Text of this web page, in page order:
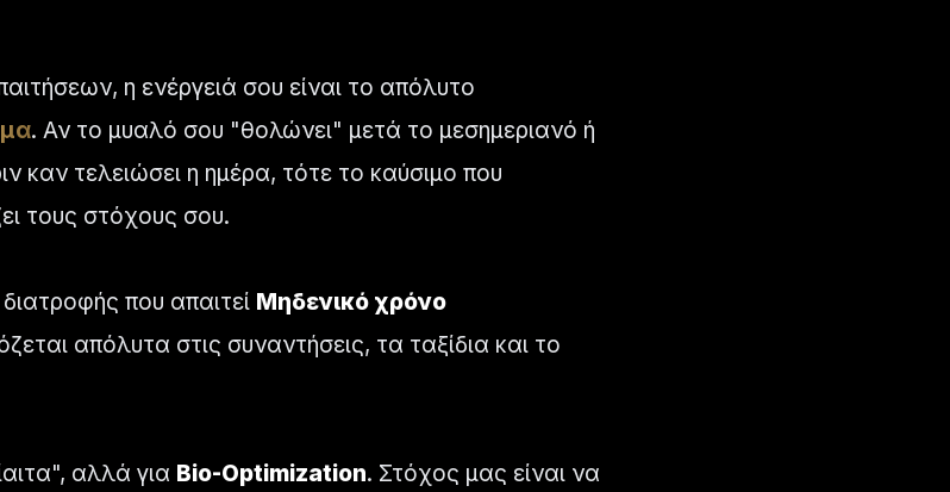
η ενέργειά σου είναι το απόλυτο
. Αν το μυαλό σου "θολώνει" μετά το μεσημεριανό ή
καν τελειώσει η ημέρα, τότε το καύσιμο που
τους στόχους σου.
που απαιτεί Μηδενικό χρόνο
απόλυτα στις συναντήσεις, τα ταξίδια και το
αλλά για Bio-Optimization. Στόχος μας είναι να